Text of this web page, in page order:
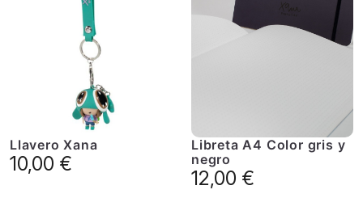
Llavero Xana
10,00 €
Libreta A4 Color gris y
negro
12,00 €